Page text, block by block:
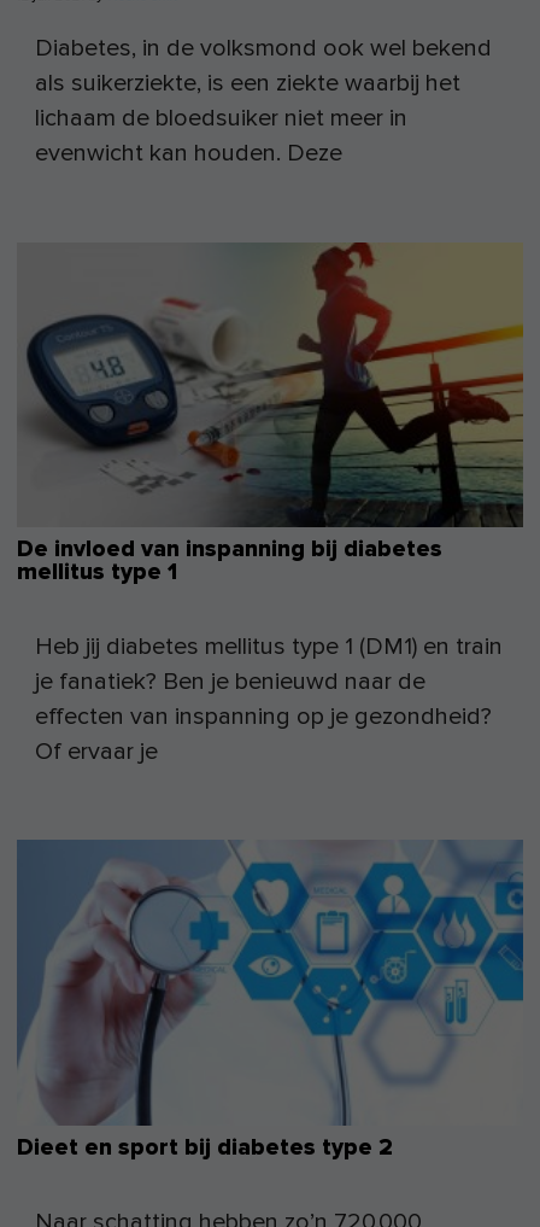
Diabetes, in de volksmond ook wel bekend
als suikerziekte, is een ziekte waarbij het
lichaam de bloedsuiker niet meer in
evenwicht kan houden. Deze
De invloed van inspanning bij diabetes
mellitus type 1
Heb jij diabetes mellitus type 1 (DM1) en train
je fanatiek? Ben je benieuwd naar de
effecten van inspanning op je gezondheid?
Of ervaar je
Dieet en sport bij diabetes type 2